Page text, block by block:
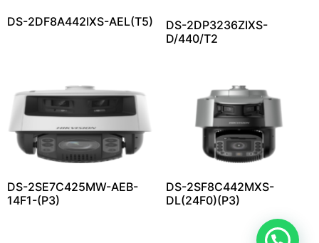
DS-2DF8A442IXS-AEL(T5)
DS-2DP3236ZIXS-
D/440/T2
DS-2SE7C425MW-AEB-
14F1-(P3)
DS-2SF8C442MXS-
DL(24F0)(P3)